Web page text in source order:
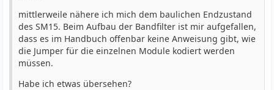
mittlerweile nähere ich mich dem baulichen Endzustand
des SM15. Beim Aufbau der Bandfilter ist mir aufgefallen,
dass es im Handbuch offenbar keine Anweisung gibt, wie
die Jumper für die einzelnen Module kodiert werden
müssen.
Habe ich etwas übersehen?